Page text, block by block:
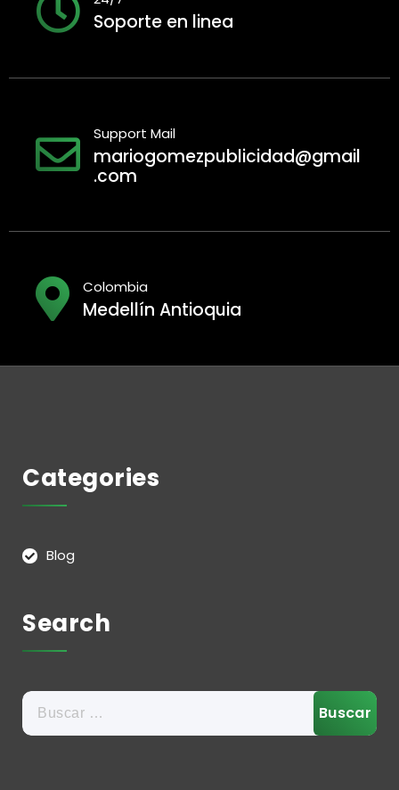
Soporte en linea
Support Mail
mariogomezpublicidad@gmail
.com
Colombia
Medellín Antioquia
Categories
Blog
Search